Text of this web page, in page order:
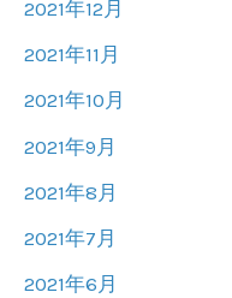
2021年12月
2021年11月
2021年10月
2021年9月
2021年8月
2021年7月
2021年6月